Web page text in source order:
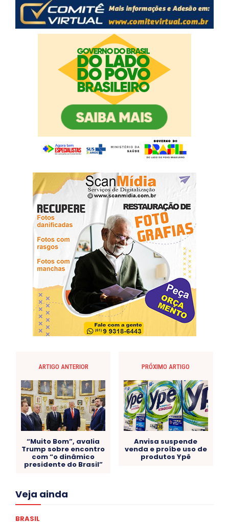
ARTIGO ANTERIOR
“Muito Bom”, avalia
Trump sobre encontro
com “o dinâmico
presidente do Brasil”
PRÓXIMO ARTIGO
Anvisa suspende
venda e proíbe uso de
produtos Ypê
Veja ainda
Acre
Congressuanas & Esplanadumas
BRASIL